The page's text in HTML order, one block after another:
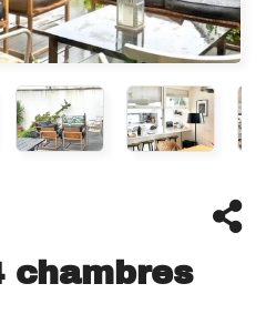
chambres